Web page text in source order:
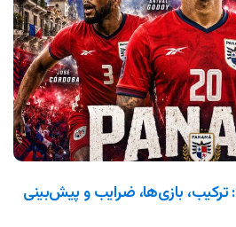
پاناما در جام جهانی ۲۰۲۶: ترکیب، بازی‌ها، ضرایب و پیش‌بینی